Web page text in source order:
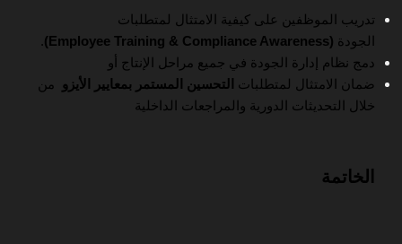
تدريب الموظفين على كيفية الامتثال لمتطلبات
الجودة (Employee Training & Compliance Awareness)
.
دمج نظام إدارة الجودة في جميع مراحل الإنتاج أو
ضمان الامتثال لمتطلبات
التحسين المستمر بمعايير الأيزو من
خلال التحديثات الدورية والمراجعات الداخلية
الخاتمة